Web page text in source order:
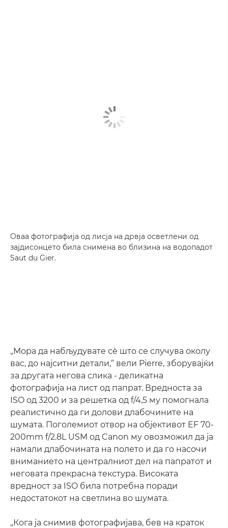
Оваа фотографија од лисја на дрвја осветлени од
зајдисонцето била снимена во близина на водопадот
Saut du Gier.
„Мора да набљудувате сè што се случува околу
вас, до најситни детали,“ вели Pierre, зборувајќи
за другата негова слика - деликатна
фотографија на лист од папрат. Вредноста за
ISO од 3200 и за решетка од f/4,5 му помогнала
реалистично да ги долови длабочините на
шумата. Поголемиот отвор на објективот EF 70-
200mm f/2.8L USM од Canon му овозможил да ја
намали длабочината на полето и да го насочи
вниманието на централниот дел на папратот и
неговата прекрасна текстура. Високата
вредност за ISO била потребна поради
недостатокот на светлина во шумата.
„Кога ја снимив фотографијава, бев на краток